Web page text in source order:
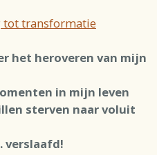
tot transformatie
het heroveren van mijn
in mijn leven
sterven naar voluit
en … verslaafd!